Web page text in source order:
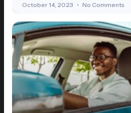
October 14, 2023 No Comments